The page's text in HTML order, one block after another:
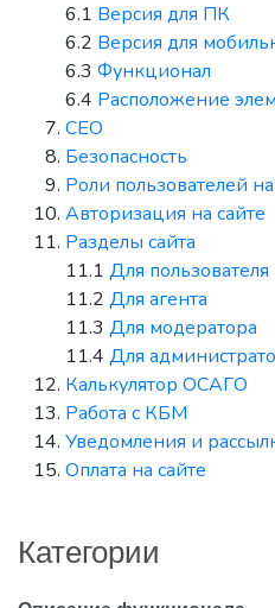
6.1 Версия для ПК
6.2 Версия для
6.3 Функционал
6.4 Расположение
СЕО
Безопасность
Роли пользователей
Авторизация на сайте
Разделы сайта
11.1 Для пользователя
11.2 Для агента
11.3 Для модератора
11.4 Для
Калькулятор ОСАГО
Работа с КБМ
Уведомления и
Оплата на сайте
Категории